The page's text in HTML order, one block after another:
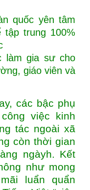
quốc yên tâm
tập trung 100%
làm gia sư cho
giáo viên và
các bậc phụ
việc kinh
tác ngoài xã
còn thời gian
ngàyh. Kết
như mong
luẩn quẩn